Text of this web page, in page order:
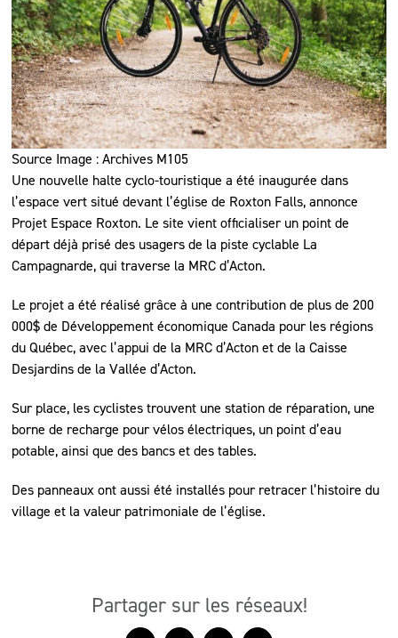
Source Image : Archives M105
Une nouvelle halte cyclo-touristique a été inaugurée dans
l’espace vert situé devant l’église de Roxton Falls, annonce
Projet Espace Roxton. Le site vient officialiser un point de
départ déjà prisé des usagers de la piste cyclable La
Campagnarde, qui traverse la MRC d’Acton.
Le projet a été réalisé grâce à une contribution de plus de 200
000$ de Développement économique Canada pour les régions
du Québec, avec l’appui de la MRC d’Acton et de la Caisse
Desjardins de la Vallée d’Acton.
Sur place, les cyclistes trouvent une station de réparation, une
borne de recharge pour vélos électriques, un point d’eau
potable, ainsi que des bancs et des tables.
Des panneaux ont aussi été installés pour retracer l’histoire du
village et la valeur patrimoniale de l’église.
Partager sur les réseaux!